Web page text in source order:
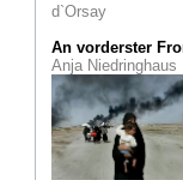
Wunderkammer im
Museum in Aachen
Aus dem MoMA
architektonischen
Visionen montierte
Ludwig Mies van
Rohe in Collagen. Zu
d`Orsay
An vorderster
Anja Niedringhaus